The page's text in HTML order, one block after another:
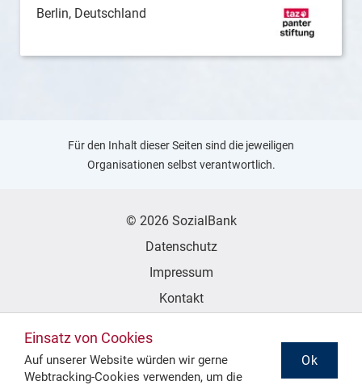
Berlin, Deutschland
Für den Inhalt dieser Seiten sind die jeweiligen
Organisationen selbst verantwortlich.
© 2026 SozialBank
Datenschutz
Impressum
Kontakt
Einsatz von Cookies
Auf unserer Website würden wir gerne
Webtracking-Cookies verwenden, um die
Ok